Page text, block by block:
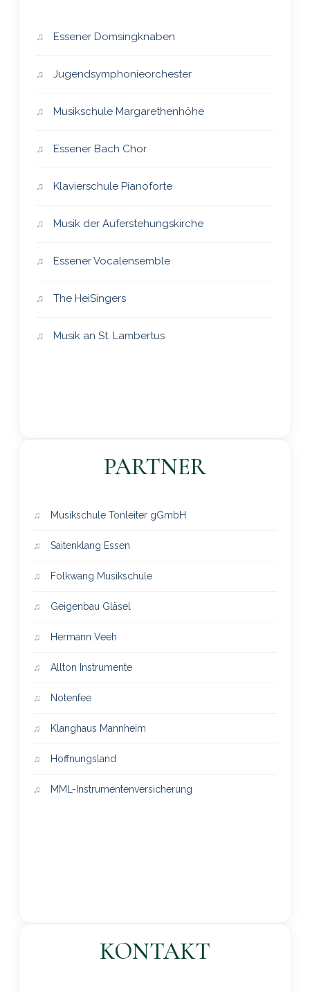
Essener Domsingknaben
Jugendsymphonieorchester
Musikschule Margarethenhöhe
Essener Bach Chor
Klavierschule Pianoforte
Musik der Auferstehungskirche
Essener Vocalensemble
The HeiSingers
Musik an St. Lambertus
PARTNER
Musikschule Tonleiter gGmbH
Saitenklang Essen
Folkwang Musikschule
Geigenbau Gläsel
Hermann Veeh
Allton Instrumente
Notenfee
Klanghaus Mannheim
Hoffnungsland
MML-Instrumentenversicherung
KONTAKT